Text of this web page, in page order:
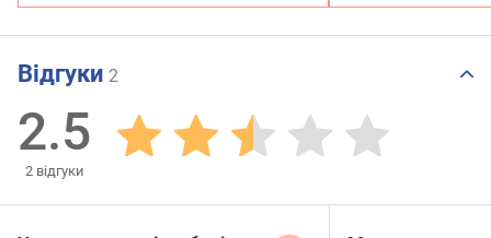
Відгуки 2
2.5
2 відгуки